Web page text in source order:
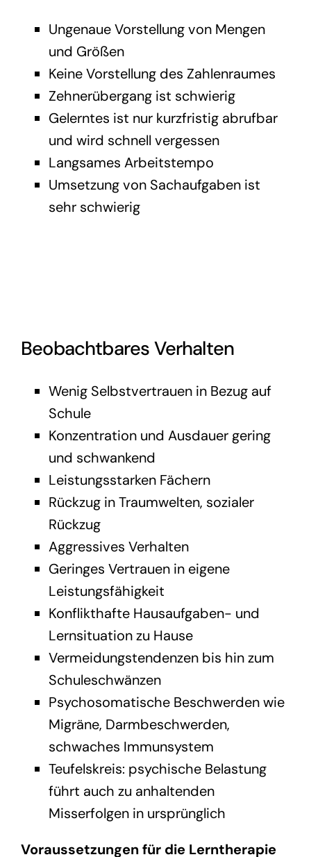
Ungenaue Vorstellung von Mengen
und Größen
Keine Vorstellung des Zahlenraumes
Zehnerübergang ist schwierig
Gelerntes ist nur kurzfristig abrufbar
und wird schnell vergessen
Langsames Arbeitstempo
Umsetzung von Sachaufgaben ist
sehr schwierig
Beobachtbares Verhalten
Wenig Selbstvertrauen in Bezug auf
Schule
Konzentration und Ausdauer gering
und schwankend
Leistungsstarken Fächern
Rückzug in Traumwelten, sozialer
Rückzug
Aggressives Verhalten
Geringes Vertrauen in eigene
Leistungsfähigkeit
Konflikthafte Hausaufgaben- und
Lernsituation zu Hause
Vermeidungstendenzen bis hin zum
Schuleschwänzen
Psychosomatische Beschwerden wie
Migräne, Darmbeschwerden,
schwaches Immunsystem
Teufelskreis: psychische Belastung
führt auch zu anhaltenden
Misserfolgen in ursprünglich
Voraussetzungen für die Lerntherapie